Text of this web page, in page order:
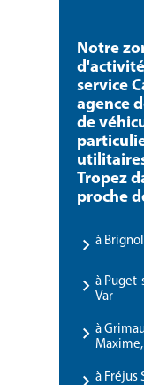
Notre
service
agence
de
Tropez
proche
à
à
Var
à
Maxime,
à Fréjus